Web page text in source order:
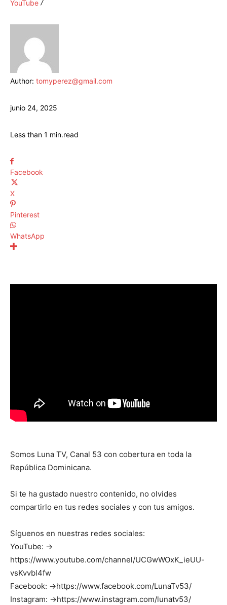
YouTube
Author: tomyperez@gmail.com
junio 24, 2025
Less than 1 min.read
Facebook
X
Pinterest
WhatsApp
Somos Luna TV, Canal 53 con cobertura en toda la
República Dominicana.
Si te ha gustado nuestro contenido, no olvides
compartirlo en tus redes sociales y con tus amigos.
Síguenos en nuestras redes sociales:
YouTube: →
https://www.youtube.com/channel/UCGwWOxK_ieUU-
vsKvvbl4fw
Facebook: →https://www.facebook.com/LunaTv53/
Instagram: →https://www.instagram.com/lunatv53/